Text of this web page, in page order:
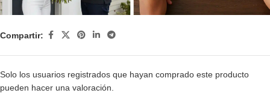
Compartir:
Solo los usuarios registrados que hayan comprado este producto
pueden hacer una valoración.